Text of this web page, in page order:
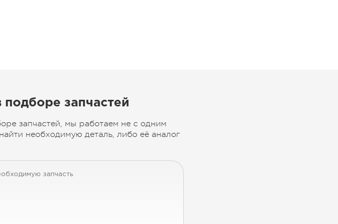
запчастей
запчастей, мы работаем не с одним
необходимую деталь, либо её аналог